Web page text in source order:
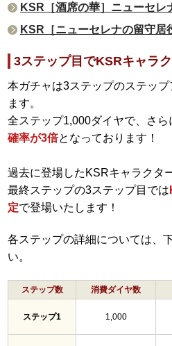
KSR［酒席の華］ニューセレ
KSR［ニューセレナの留守居
3ステップ目でKSRキャラ
本ガチャは3ステップのステッ
ます。
全ステップ1,000ダイヤで、さら
確率が3倍となっております！
過去に登場したKSRキャラクタ
最終ステップの3ステップ目では
定で登場いたします！
各ステップの詳細については、
い。
ステップ数 消費ダイヤ数
ステップ1 1,000